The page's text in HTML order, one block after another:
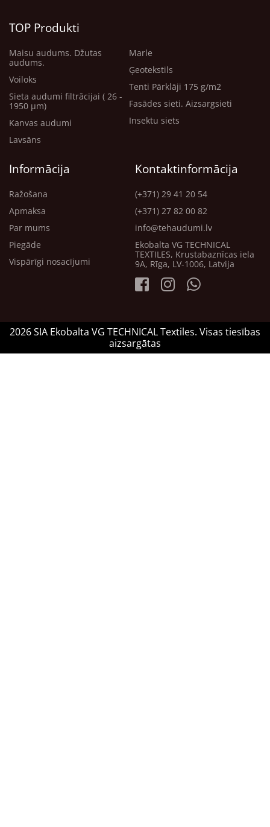
TOP Produkti
Maisu audums. Džutas
audums.
Voiloks
Sieta audumi filtrācijai ( 26 -
1950 μm)
Kanvas audumi
Lavsāns
Marle
Ģeotekstils
Tenti Pārklāji 175 g/m2
Fasādes sieti. Aizsargsieti
Insektu siets
Informācija
Ražošana
Apmaksa
Par mums
Piegāde
Vispārīgi nosacījumi
Kontaktinformācija
(+371) 29 41 20 54
(+371) 27 82 00 82
info@tehaudumi.lv
Ekobalta VG TECHNICAL
TEXTILES, Krustabaznīcas iela
9A, Rīga, LV-1006, Latvija
2026 SIA Ekobalta VG TECHNICAL Textiles. Visas tiesības
aizsargātas